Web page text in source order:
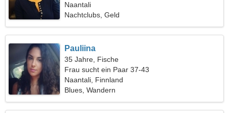
Naantali
Nachtclubs, Geld
Pauliina
35 Jahre, Fische
Frau sucht ein Paar 37-43
Naantali, Finnland
Blues, Wandern